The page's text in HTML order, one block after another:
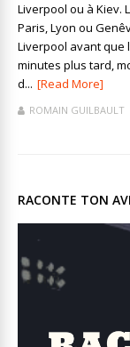
Liverpool ou à Kiev.
Paris, Lyon ou
Liverpool avant que
minutes plus tard,
d... [Read More]
ROMAIN GUILBAULT
RACONTE TON